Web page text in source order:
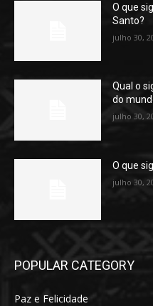
O que
Santo?
julho 30,
Qual o
do
julho 30,
O que
julho 30,
POPULAR CATEGORY
Paz e Felicidade